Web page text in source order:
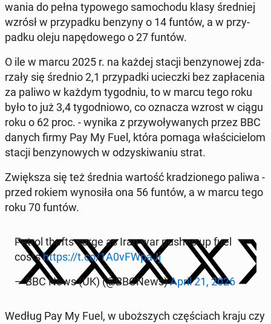
wa­nia do pełna ty­po­we­go sa­mo­cho­du klasy śred­niej
wzrósł w przy­pad­ku benzyny o 14 funtów, a w przy­
pad­ku oleju na­pę­do­we­go o 27 funtów.
O ile w marcu 2025 r. na każdej stacji ben­zy­no­wej zda­
rza­ły się średnio 2,1 przy­pad­ki uciecz­ki bez za­pła­ce­nia
za paliwo w każdym ty­go­dniu, to w marcu tego roku
było to już 3,4 ty­go­dnio­wo, co oznacza wzrost w ciągu
roku o 62 proc. - wynika z przy­wo­ły­wa­nych przez BBC
danych firmy Pay My Fuel, która pomaga wła­ści­cie­lom
stacji ben­zy­no­wych w od­zy­ski­wa­niu strat.
Zwięk­sza się też średnia wartość kra­dzio­ne­go paliwa -
przed rokiem wy­no­si­ła ona 56 funtów, a w marcu tego
roku 70 funtów.
Petrol thefts surge as Iran war pushes up fuel
costshttps://t.co/1A0vFWpaJj
— BBC News (UK) (@BBCNews)April 21, 2026
Według Pay My Fuel, w uboż­szych czę­ściach kraju czy